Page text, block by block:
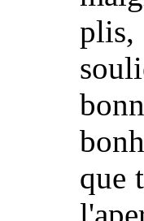
plis,
que